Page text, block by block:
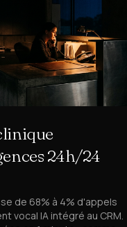
24h/24
de 68% à 4% d'appels
vocal IA intégré au CRM.